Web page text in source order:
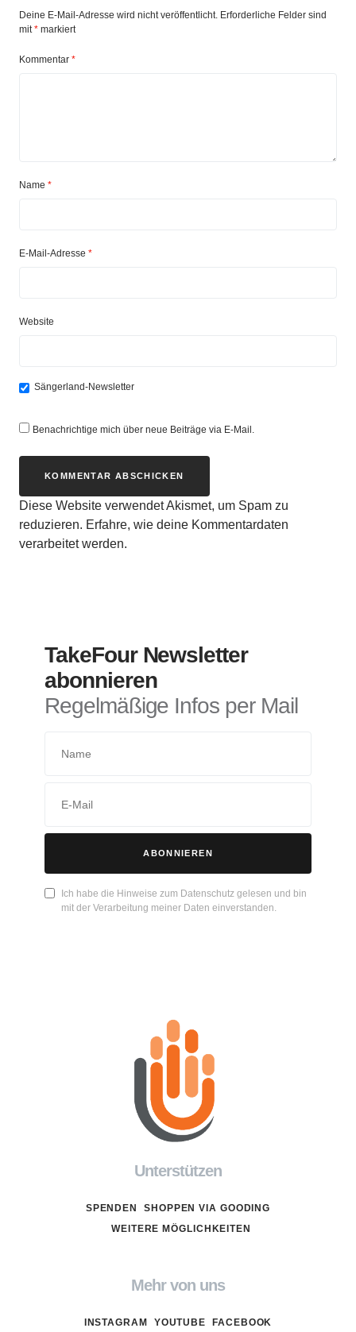
Deine E-Mail-Adresse wird nicht veröffentlicht. Erforderliche Felder sind
mit* markiert
Kommentar *
Name *
E-Mail-Adresse *
Website
Sängerland-Newsletter
Benachrichtige mich über neue Beiträge via E-Mail.
Diese Website verwendet Akismet, um Spam zu
reduzieren. Erfahre, wie deine Kommentardaten
verarbeitet werden.
TakeFour Newsletter
abonnieren
Regelmäßige Infos per Mail
ABONNIEREN
Ich habe die Hinweise zum Datenschutz gelesen und bin
mit der Verarbeitung meiner Daten einverstanden.
Unterstützen
SPENDEN
SHOPPEN VIA GOODING
WEITERE MÖGLICHKEITEN
Mehr von uns
INSTAGRAM YOUTUBE FACEBOOK